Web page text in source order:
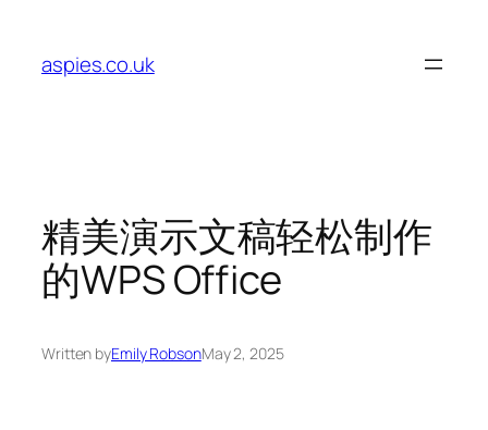
content
aspies.co.uk
精美演示文稿轻松制作
的WPS Office
Written byEmily RobsonMay 2, 2025